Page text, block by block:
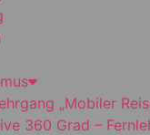
„Mobiler
360 Grad –